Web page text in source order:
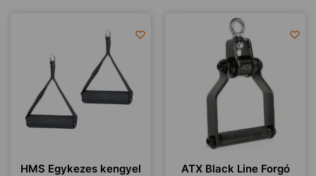
HMS Egykezes kengyel
ATX Black Line Forgó